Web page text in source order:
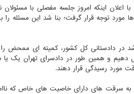
اعلان اینکه امروز جلسه مفصلی با
توجه قرار گرفت؛ بنا شد این مسئله را
شد در دادستانی کل کشور، کمیته ای
دهیم و همین طور در دادسرای تهران یک
مورد رسیدگی قرار دهند.
به سرقت های دارای خاصیت های خاص که